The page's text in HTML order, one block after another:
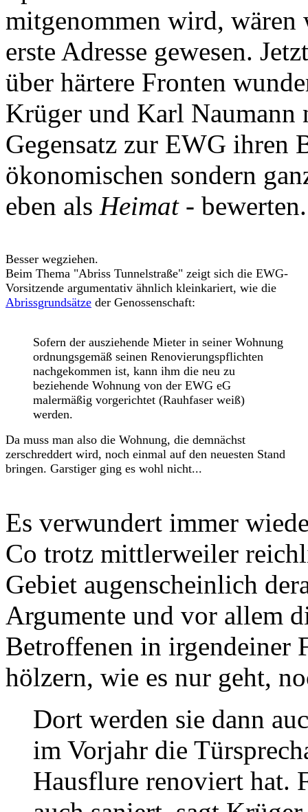
mitgenommen wird,
erste Adresse gewesen.
über härtere Fronten
Krüger und Karl Naumann
Gegensatz zur EWG ihren
ökonomischen sondern
eben als Heimat- bewerten.
Besser wegziehen.
Beim Thema "Abriss Tunnelstraße" zeigt sich die EWG-
Vorsitzende argumentativ ähnlich kleinkariert, wie die
Abrissgrundsätze der Genossenschaft:
Sofern der ausziehende Mieter in seiner Wohnung
ordnungsgemäß seinen Renovierungspflichten
nachgekommen ist, kann ihm die neu zu
beziehende Wohnung von der EWG eG
malermäßig vorgerichtet (Rauhfaser weiß)
werden.
Da muss man also die Wohnung, die demnächst
zerschreddert wird, noch einmal auf den neuesten Stand
bringen. Garstiger ging es wohl nicht...
Es verwundert immer
Co trotz mittlerweiler
Gebiet augenscheinlich
Argumente und vor allem
Betroffenen in irgendeiner
hölzern, wie es nur geht,
Dort werden sie dann
im Vorjahr die
Hausflure renoviert hat.